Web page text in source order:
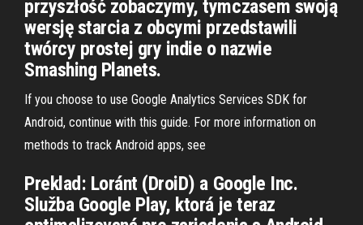
przyszłość zobaczymy, tymczasem swoją
wersję starcia z obcymi przedstawili
twórcy prostej gry indie o nazwie
Smashing Planets.
If you choose to use Google Analytics Services SDK for
Android, continue with this guide. For more information on
methods to track Android apps, see
Preklad: Loránt (DroiD) a Google Inc.
Služba Google Play, ktorá je teraz